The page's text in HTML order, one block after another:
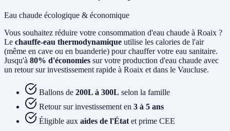
Eau chaude écologique & économique
Vous souhaitez réduire votre consommation d'eau chaude à Roaix ?
Le chauffe-eau thermodynamique utilise les calories de l'air
(même en cave ou en buanderie) pour chauffer votre eau sanitaire.
Jusqu'à 80% d'économies sur votre production d'eau chaude avec
un retour sur investissement rapide à Roaix et dans le Vaucluse.
Ballons de 200L à 300L selon la famille
Retour sur investissement en 3 à 5 ans
Éligible aux aides de l'État et prime CEE